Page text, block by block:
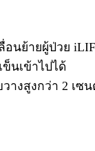
นย้ายผู้ป่วย
นเข้าไปได้
างสูงกว่า 2 เซน